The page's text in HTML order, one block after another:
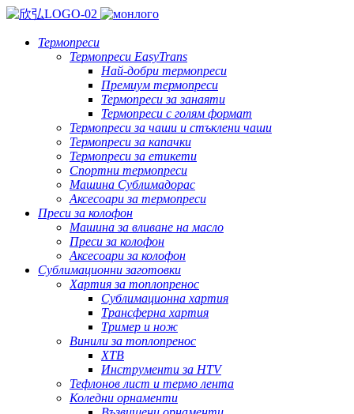
Термопреси
Термопреси EasyTrans
Най-добри термопреси
Премиум термопреси
Термопреси за занаяти
Термопреси с голям формат
Термопреси за чаши и стъклени чаши
Термопреси за капачки
Термопреси за етикети
Спортни термопреси
Машина Сублимадорас
Аксесоари за термопреси
Преси за колофон
Машина за вливане на масло
Преси за колофон
Аксесоари за колофон
Сублимационни заготовки
Хартия за топлопренос
Сублимационна хартия
Трансферна хартия
Тример и нож
Винили за топлопренос
ХТВ
Инструменти за HTV
Тефлонов лист и термо лента
Коледни орнаменти